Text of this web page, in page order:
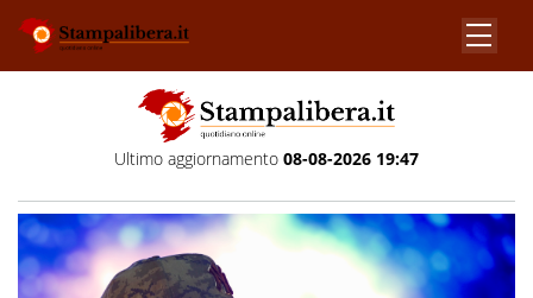
Ultimo aggiornamento 08-08-2026 19:47